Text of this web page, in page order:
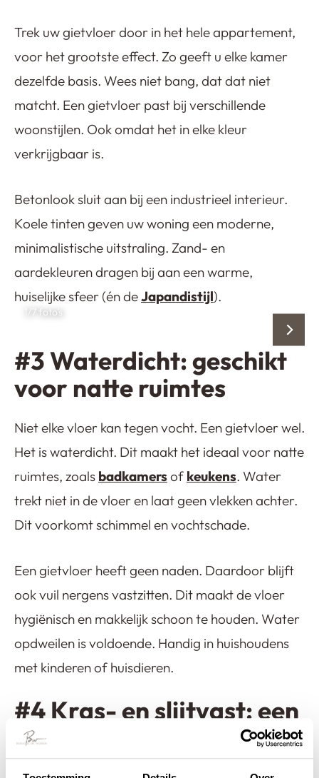
Trek uw gietvloer door in het hele appartement,
voor het grootste effect. Zo geeft u elke kamer
dezelfde basis. Wees niet bang, dat dat niet
matcht. Een gietvloer past bij verschillende
woonstijlen. Ook omdat het in elke kleur
verkrijgbaar is.
Betonlook sluit aan bij een industrieel interieur.
Koele tinten geven uw woning een moderne,
minimalistische uitstraling. Zand- en
aardekleuren dragen bij aan een warme,
huiselijke sfeer (én deJapandistijl).
/7 foto’s
#3 Waterdicht: geschikt
voor natte ruimtes
Niet elke vloer kan tegen vocht. Een gietvloer wel.
Het is waterdicht. Dit maakt het ideaal voor natte
ruimtes, zoals badkamersof keukens. Water
trekt niet in de vloer en laat geen vlekken achter.
Dit voorkomt schimmel en vochtschade.
Een gietvloer heeft geen naden. Daardoor blijft
ook vuil nergens vastzitten. Dit maakt de vloer
hygiënisch en makkelijk schoon te houden. Water
opdweilen is voldoende. Handig in huishoudens
met kinderen of huisdieren.
#4 Kras- en slijtvast: een
vloer die lang meegaat